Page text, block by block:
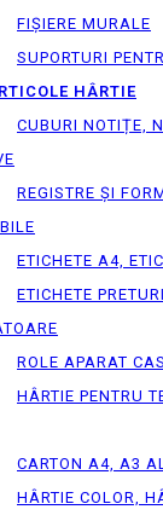
FIȘIERE MURALE
SUPORTURI
HÂRTIE
CUBURI NOTIȚE,
REGISTRE ȘI
ETICHETE A4,
ETICHETE
ROLE APARAT
HÂRTIE PENTRU
CARTON A4, A3
HÂRTIE COLOR,